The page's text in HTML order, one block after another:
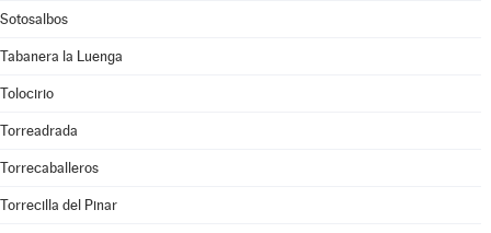
Sotosalbos
Tabanera la Luenga
Tolocirio
Torreadrada
Torrecaballeros
Torrecilla del Pinar